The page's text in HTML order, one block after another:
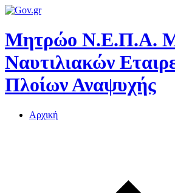
Μητρώο Ν.Ε.Π.Α.
Ναυτιλιακών
Πλοίων Αναψυχής
Αρχική